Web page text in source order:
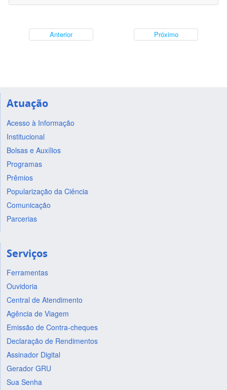
Anterior Próximo
Atuação
Acesso à Informação
Institucional
Bolsas e Auxílios
Programas
Prêmios
Popularização da Ciência
Comunicação
Parcerias
Serviços
Ferramentas
Ouvidoria
Central de Atendimento
Agência de Viagem
Emissão de Contra-cheques
Declaração de Rendimentos
Assinador Digital
Gerador GRU
Sua Senha